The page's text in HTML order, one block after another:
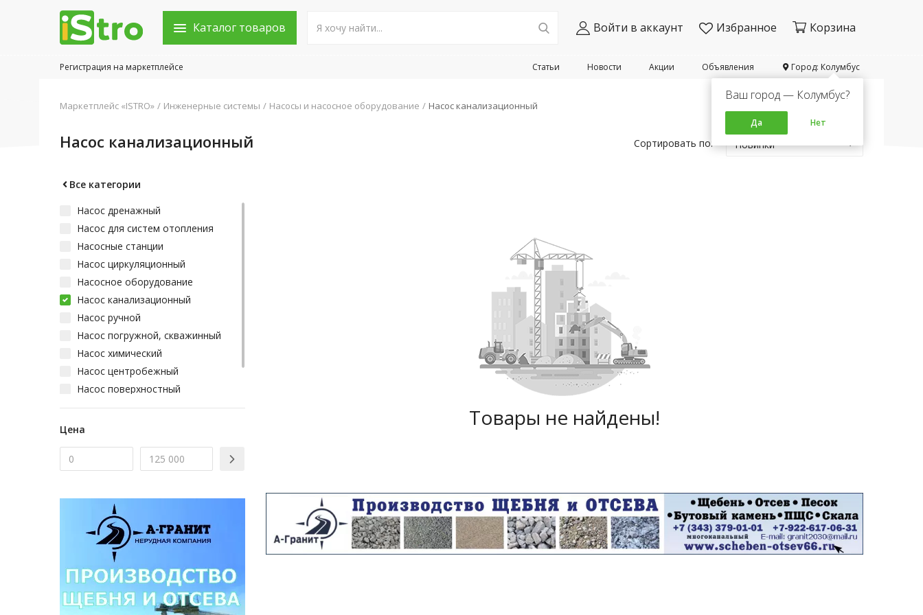
Каталог товаров Войти в аккаунт Избранное Корзина
Город: Колумбус
Ваш город — Колумбус?
Да Нет
Объявления
Акции
Новости
Статьи
Регистрация на маркетплейсе
Объявления
Город: Колумбус
Маркетплейс «ISTRO» Инженерные системы Насосы и насосное оборудование Насос канализационный
Насос канализационный Сортировать по: Новинки
Все категории
Насос дренажный
Насос для систем отопления
Насосные станции
Насос циркуляционный
Насосное оборудование
Насос канализационный
Насос ручной
Насос погружной, скважинный
Насос химический
Насос центробежный
Насос поверхностный
Помпа для воды
Цена
Товары не найдены!